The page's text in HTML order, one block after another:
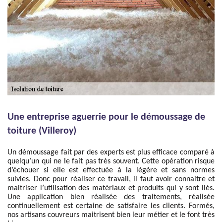
Une entreprise aguerrie pour le démoussage de
toiture (Villeroy)
Un démoussage fait par des experts est plus efficace comparé à
quelqu’un qui ne le fait pas très souvent. Cette opération risque
d’échouer si elle est effectuée à la légère et sans normes
suivies. Donc pour réaliser ce travail, il faut avoir connaitre et
maitriser l’utilisation des matériaux et produits qui y sont liés.
Une application bien réalisée des traitements, réalisée
continuellement est certaine de satisfaire les clients. Formés,
nos artisans couvreurs maitrisent bien leur métier et le font très